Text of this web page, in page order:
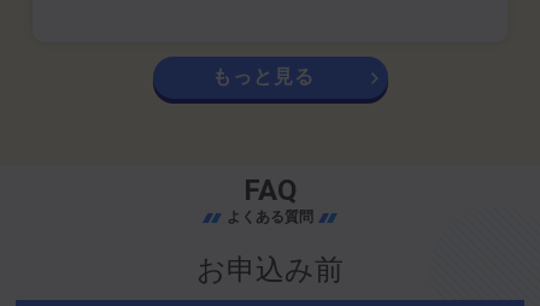
もっと見る
FAQ
よくある質問
お申込み前